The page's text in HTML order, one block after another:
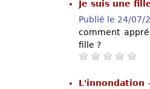
Je suis une
Publié le 24/07/
comment
fille ?
L'innondation -